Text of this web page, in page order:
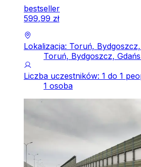
bestseller
599,99 zł
Lokalizacja: Toruń,
Toruń, Bydgoszcz,
Liczba uczestników: 1 do 1
1 osoba